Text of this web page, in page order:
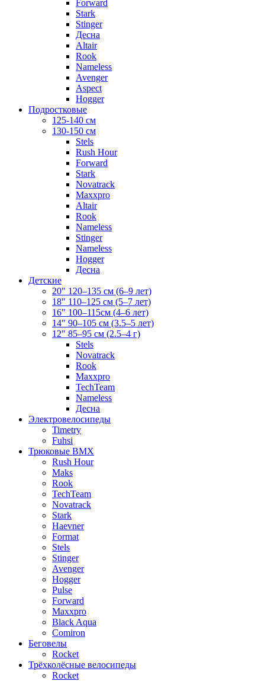
Forward
Stark
Stinger
Десна
Altair
Rook
Nameless
Avenger
Aspect
Hogger
Подростковые
125-140 см
130-150 см
Stels
Rush Hour
Forward
Stark
Novatrack
Maxxpro
Altair
Rook
Nameless
Stinger
Nameless
Hogger
Десна
Детские
20″ 120–135 см (6–9 лет)
18″ 110–125 см (5–7 лет)
16″ 100–115см (4–6 лет)
14″ 90–105 см (3.5–5 лет)
12″ 85–95 см (2.5–4 г)
Stels
Novatrack
Rook
Maxxpro
TechTeam
Nameless
Десна
Электровелосипеды
Timetry
Fuhsi
Трюковые BMX
Rush Hour
Maks
Rook
TechTeam
Novatrack
Stark
Haevner
Format
Stels
Stinger
Avenger
Hogger
Pulse
Forward
Maxxpro
Black Aqua
Comiron
Беговелы
Rocket
Трёхколёсные велосипеды
Rocket